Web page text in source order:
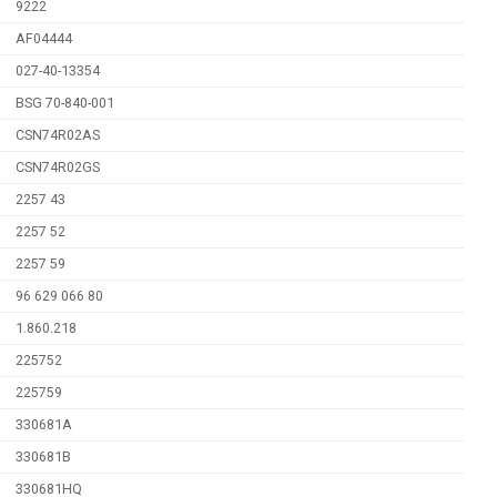
9222
AF04444
027-40-13354
BSG 70-840-001
CSN74R02AS
CSN74R02GS
2257 43
2257 52
2257 59
96 629 066 80
1.860.218
225752
225759
330681A
330681B
330681HQ